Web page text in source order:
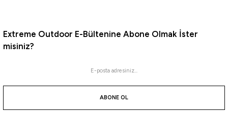
Extreme Outdoor E-Bültenine Abone Olmak İster
misiniz?
ABONE OL